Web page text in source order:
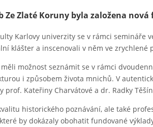
Zlaté Koruny byla založena nová
Karlovy univerzity se v rámci
klášter a inscenovali v něm ve
možnost seznámit se v rámci
i způsobem života mnichů. V
prof. Kateřiny Charvátové a dr. Radky
historického poznávání, ale také
by dokázaly obohatit fundované